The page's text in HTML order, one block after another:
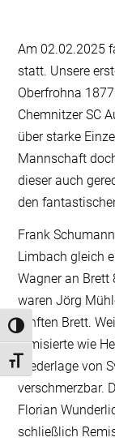
Umschalten auf
Schrift vergrößern
Am 02.02.2025
statt. Unsere
Oberfrohna
Chemnitzer SC
über starke
Mannschaft
dieser auch
den
Frank
Limbach gleich
Wagner an Brett
waren Jörg
fünften Brett.
remisierte wie
Niederlage von
verschmerzbar.
Florian
schließlich